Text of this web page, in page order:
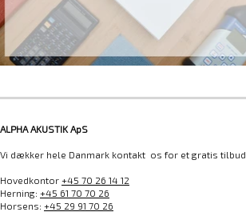
ALPHA AKUSTIK ApS
Vi dækker hele Danmark kontakt os for et gratis tilbud.
Hovedkontor +45 70 26 14 12
Herning: +45 61 70 70 26
Horsens: +45 29 91 70 26